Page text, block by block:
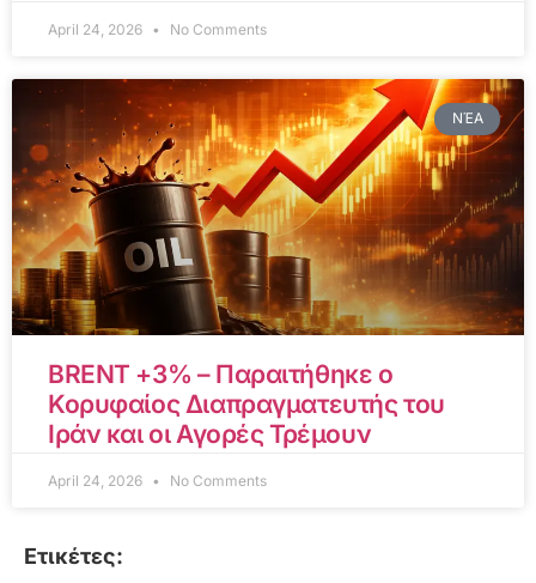
April 24, 2026 No Comments
ΝΈΑ
BRENT +3% – Παραιτήθηκε ο
Κορυφαίος Διαπραγματευτής του
Ιράν και οι Αγορές Τρέμουν
April 24, 2026 No Comments
Ετικέτες: